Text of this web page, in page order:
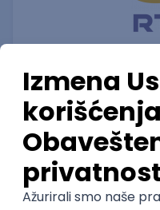
RT-RK d.o.o.
3.5
Novi Sad, Beograd |
15.08.2026.
NoSQL DevOps
Cloud
RESTful
POSLOVI NA MAIL